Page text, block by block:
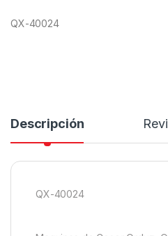
QX-40024
Descripción
QX-40024